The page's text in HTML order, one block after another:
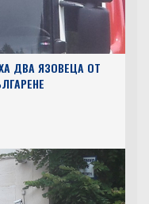
ДВА ЯЗОВЕЦА ОТ